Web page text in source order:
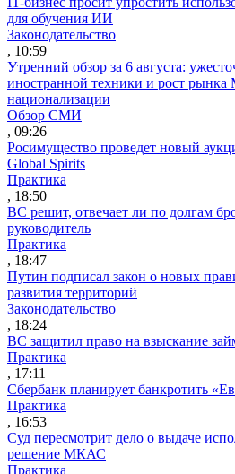
для обучения ИИ
Законодательство
, 10:59
Утренний обзор за 6 августа:
иностранной техники и рост рынка
национализации
Обзор СМИ
, 09:26
Росимущество проведет новый
Global Spirits
Практика
, 18:50
ВС решит, отвечает ли по долгам
руководитель
Практика
, 18:47
Путин подписал закон о новых
развития территорий
Законодательство
, 18:24
ВС защитил право на взыскание
Практика
, 17:11
Сбербанк планирует банкротить
Практика
, 16:53
Суд пересмотрит дело о выдаче
решение МКАС
Практика